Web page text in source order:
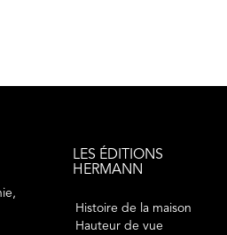
LES ÉDITIONS
HERMANN
Histoire de la maison
Hauteur de vue